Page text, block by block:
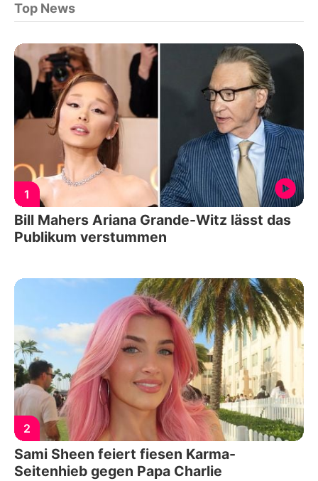
Top News
1
Bill Mahers Ariana Grande-Witz lässt das
Publikum verstummen
2
Sami Sheen feiert fiesen Karma-
Seitenhieb gegen Papa Charlie